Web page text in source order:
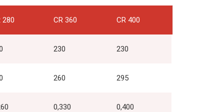
280 CR 360 CR 400
230 230
260 295
0,330 0,400